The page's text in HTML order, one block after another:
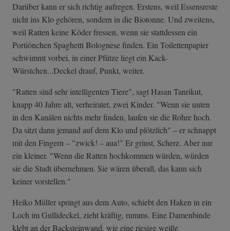
Darüber kann er sich richtig aufregen. Erstens, weil Essensreste
nicht ins Klo gehören, sondern in die Biotonne. Und zweitens,
weil Ratten keine Köder fressen, wenn sie stattdessen ein
Portiönchen Spaghetti Bolognese finden. Ein Toilettenpapier
schwimmt vorbei, in einer Pfütze liegt ein Kack-
Würstchen...Deckel drauf, Punkt, weiter.
"Ratten sind sehr intelligenten Tiere", sagt Hasan Tanrikut,
knapp 40 Jahre alt, verheiratet, zwei Kinder. "Wenn sie unten
in den Kanälen nichts mehr finden, laufen sie die Rohre hoch.
Da sitzt dann jemand auf dem Klo und plötzlich" – er schnappt
mit den Fingern – "zwick! – aua!" Er grinst, Scherz. Aber nur
ein kleiner. "Wenn die Ratten hochkommen würden, würden
sie die Stadt übernehmen. Sie wären überall, das kann sich
keiner vorstellen."
Heiko Müller springt aus dem Auto, schiebt den Haken in ein
Loch im Gullideckel, zieht kräftig, rumms. Eine Damenbinde
klebt an der Backsteinwand, wie eine riesige weiße